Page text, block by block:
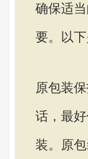
确保适
要。以
原包装
话，最
装。原